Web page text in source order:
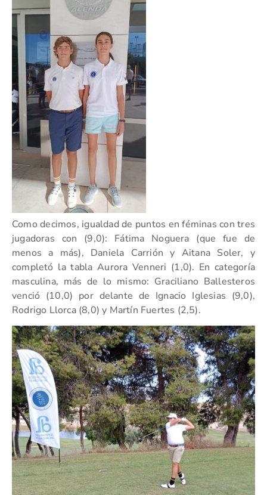
Como decimos, igualdad de puntos en féminas con tres
jugadoras con (9,0): Fátima Noguera (que fue de
menos a más), Daniela Carrión y Aitana Soler, y
completó la tabla Aurora Venneri (1,0). En categoría
masculina, más de lo mismo: Graciliano Ballesteros
venció (10,0) por delante de Ignacio Iglesias (9,0),
Rodrigo Llorca (8,0) y Martín Fuertes (2,5).